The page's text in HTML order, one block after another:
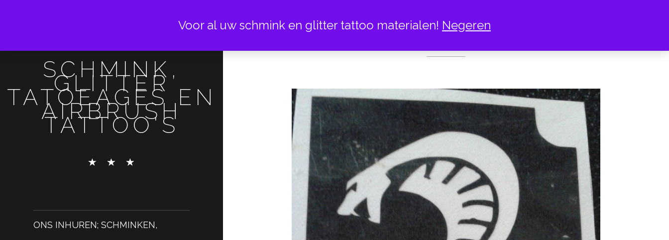
SCHMINK,
GLITTER
TATOEAGES EN
AIRBRUSH
TATTOO'S
ONS INHUREN; SCHMINKEN,
COBRA
Voor al uw schmink en glitter tattoo materialen! Negeren